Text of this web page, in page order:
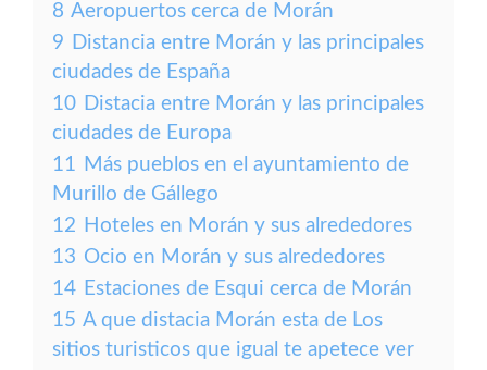
8 Aeropuertos cerca de Morán
9 Distancia entre Morán y las principales
ciudades de España
10 Distacia entre Morán y las principales
ciudades de Europa
11 Más pueblos en el ayuntamiento de
Murillo de Gállego
12 Hoteles en Morán y sus alrededores
13 Ocio en Morán y sus alrededores
14 Estaciones de Esqui cerca de Morán
15 A que distacia Morán esta de Los
sitios turisticos que igual te apetece ver